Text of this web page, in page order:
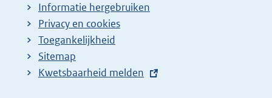
Informatie hergebruiken
Privacy en cookies
Toegankelijkheid
Sitemap
E
Kwetsbaarheid melden